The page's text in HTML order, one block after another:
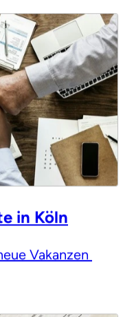
in Köln
Vakanzen